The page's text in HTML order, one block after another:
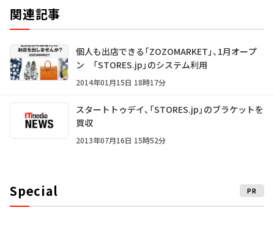
関連記事
個人も出店できる「ZOZOMARKET」、1月オープ
ン 「STORES.jp」のシステム利用
2014年01月15日 18時17分
スタートトゥデイ、「STORES.jp」のブラケットを
買収
2013年07月16日 15時52分
Special PR